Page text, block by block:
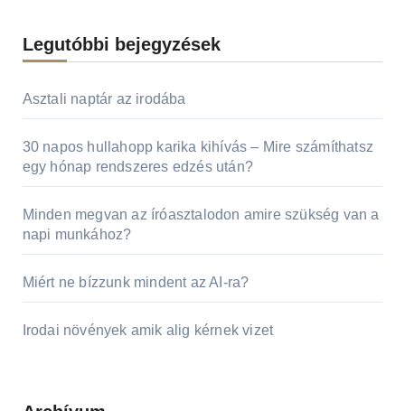
Legutóbbi bejegyzések
Asztali naptár az irodába
30 napos hullahopp karika kihívás – Mire számíthatsz
egy hónap rendszeres edzés után?
Minden megvan az íróasztalodon amire szükség van a
napi munkához?
Miért ne bízzunk mindent az AI-ra?
Irodai növények amik alig kérnek vizet